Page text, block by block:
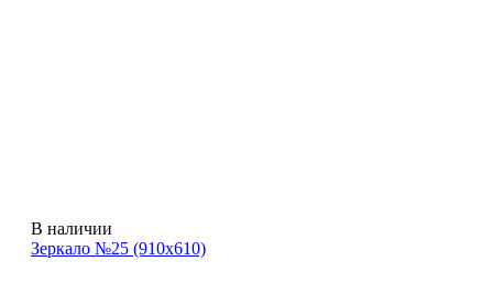
В наличии
Зеркало №25 (910х610)